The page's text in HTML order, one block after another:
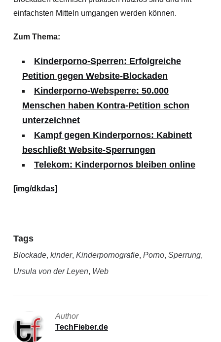
einfachsten Mitteln umgangen werden können.
Zum Thema:
Kinderporno-Sperren: Erfolgreiche
Petition gegen Website-Blockaden
Kinderporno-Websperre: 50.000
Menschen haben Kontra-Petition schon
unterzeichnet
Kampf gegen Kinderpornos: Kabinett
beschließt Website-Sperrungen
Telekom: Kinderpornos bleiben online
[img/dkdas]
Tags
Blockade, kinder, Kinderpornografie, Porno, Sperrung,
Ursula von der Leyen, Web
Author
TechFieber.de